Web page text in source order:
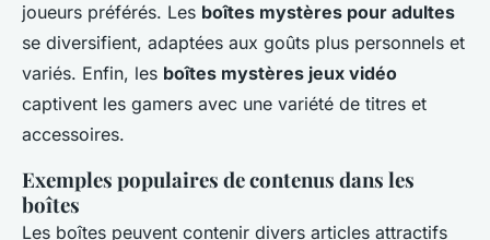
joueurs préférés. Les boîtes mystères pour adultes
se diversifient, adaptées aux goûts plus personnels et
variés. Enfin, les boîtes mystères jeux vidéo
captivent les gamers avec une variété de titres et
accessoires.
Exemples populaires de contenus dans les
boîtes
Les boîtes peuvent contenir divers articles attractifs